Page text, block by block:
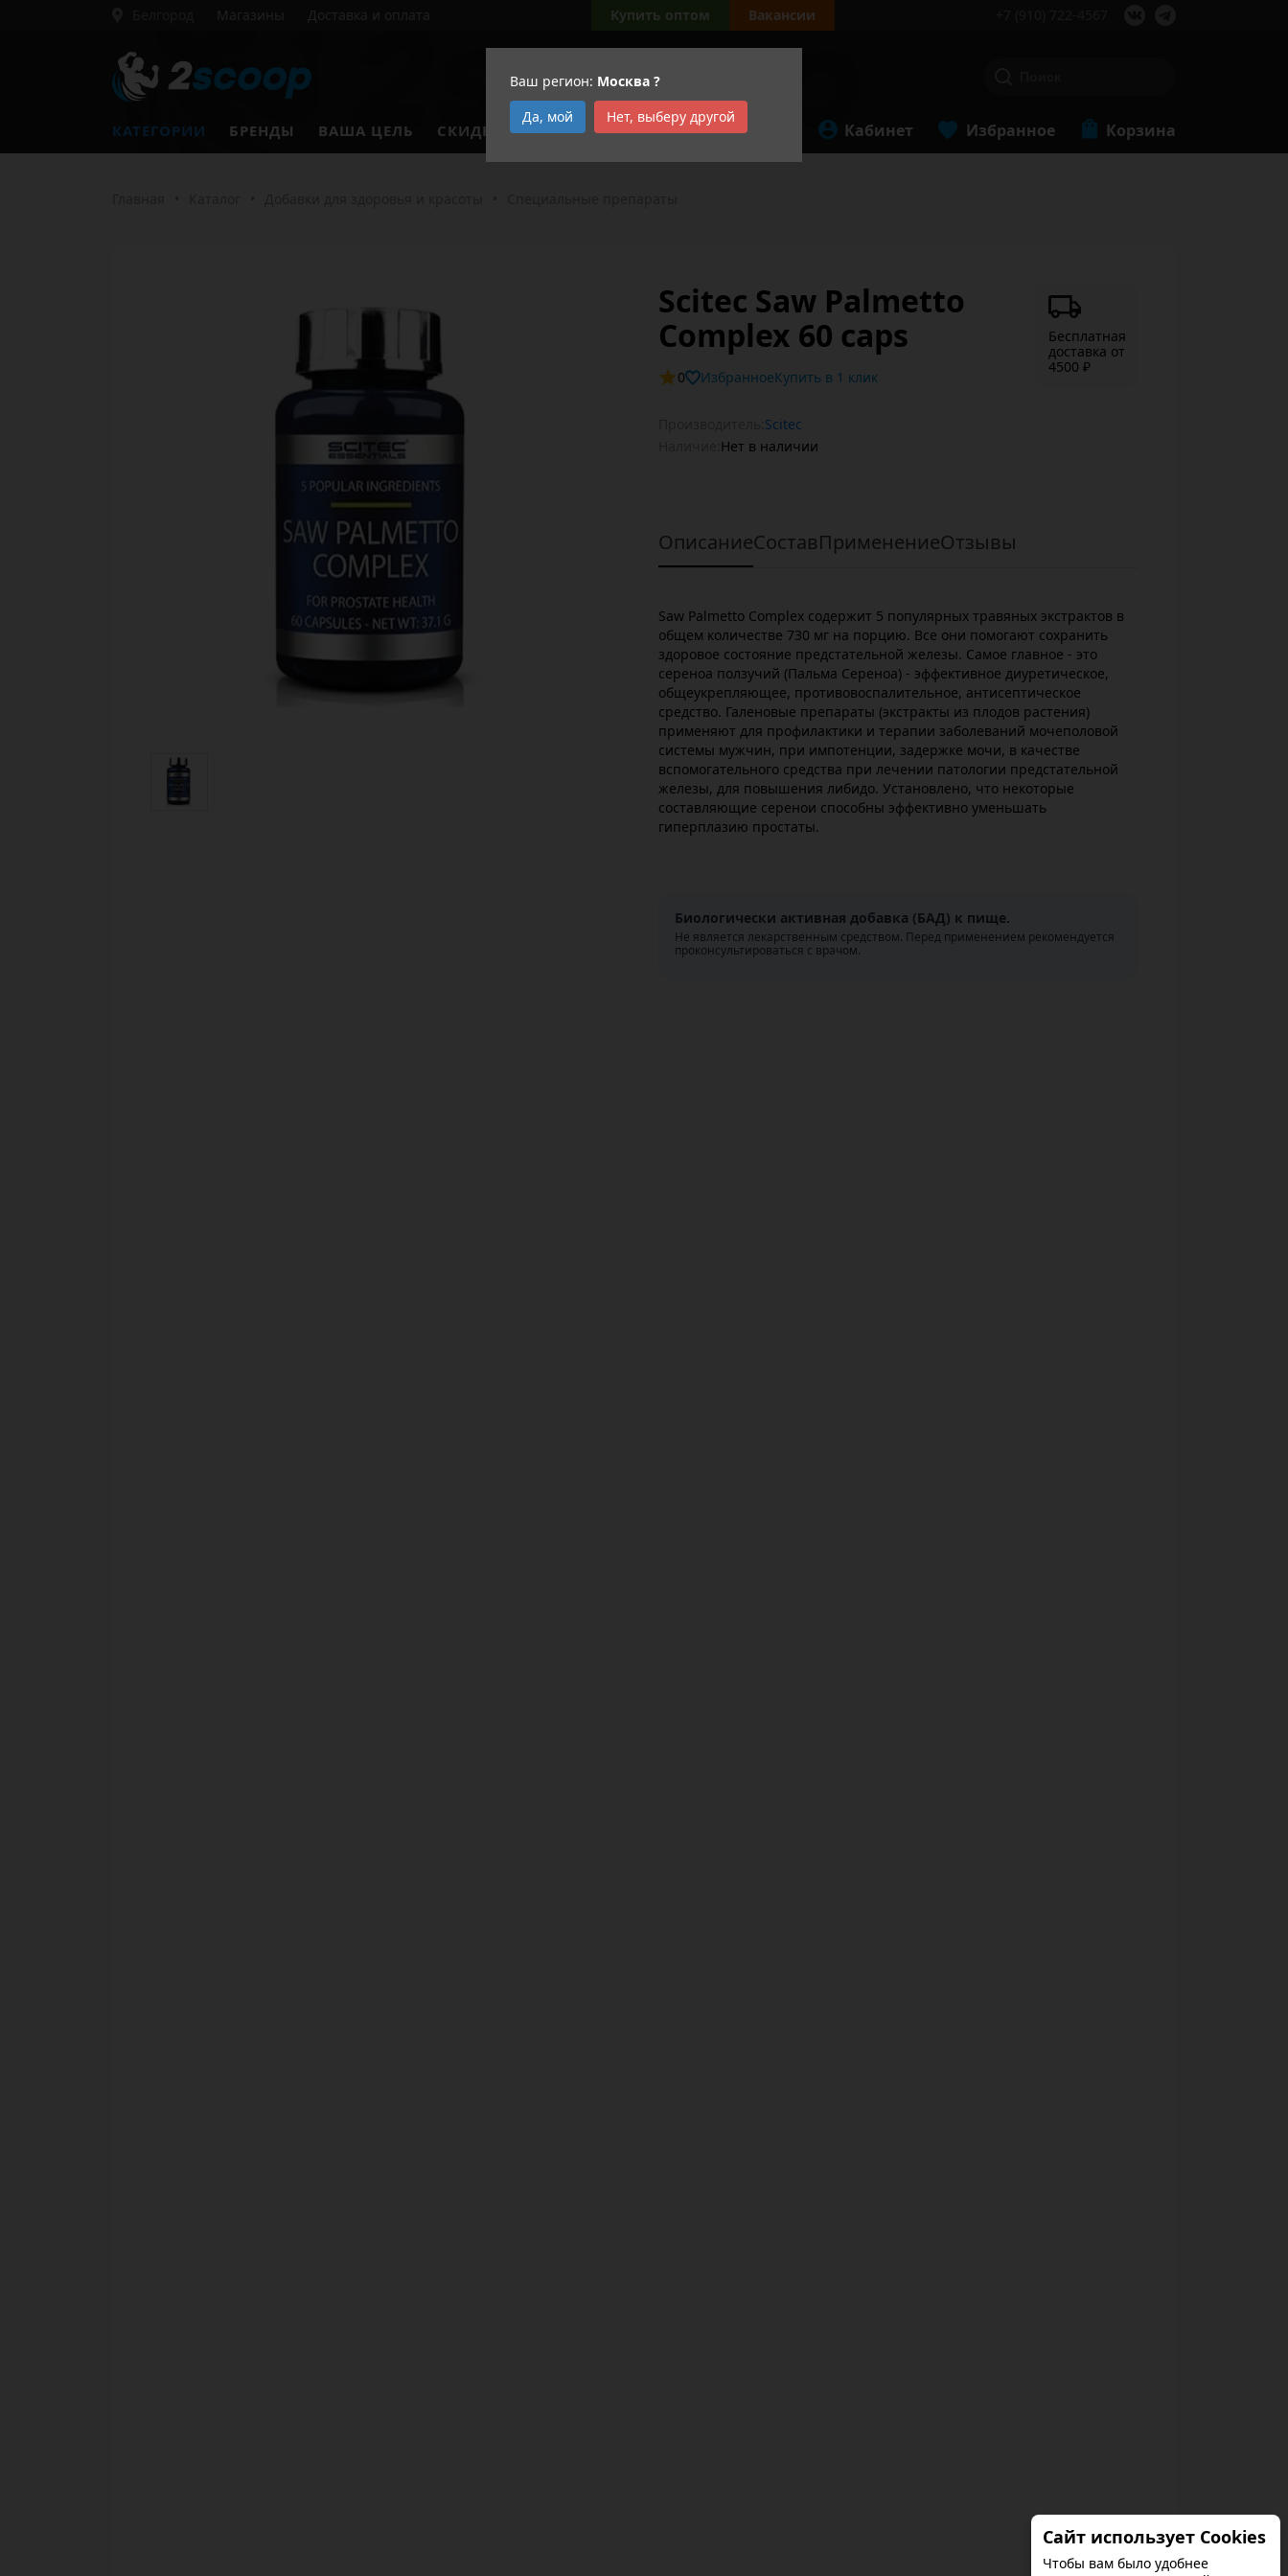
Ваш регион: Москва ?
Да, мой
Нет, выберу другой
Магазины Доставка и оплата Купить оптом Вакансии
КАТЕГОРИИ БРЕНДЫ ВАША ЦЕЛЬ СКИДКИ АКЦИИ Кабинет Избранное Корзина
Scitec Saw Palmetto
Complex 60 caps
0 Избранное Купить в 1 клик
Бесплатная
доставка от
4500 ₽
Scitec
Нет в наличии
ОписаниеСоставПрименениеОтзывы
Saw Palmetto Complex содержит 5 популярных травяных экстрактов в
общем количестве 730 мг на порцию. Все они помогают сохранить
здоровое состояние предстательной железы. Самое главное - это
сереноа ползучий (Пальма Сереноа) - эффективное диуретическое,
общеукрепляющее, противовоспалительное, антисептическое
средство. Галеновые препараты (экстракты из плодов растения)
применяют для профилактики и терапии заболеваний мочеполовой
системы мужчин, при импотенции, задержке мочи, в качестве
вспомогательного средства при лечении патологии предстательной
железы, для повышения либидо. Установлено, что некоторые
составляющие серенои способны эффективно уменьшать
гиперплазию простаты.
Биологически активная добавка (БАД) к пище.
Не является лекарственным средством. Перед применением рекомендуется
проконсультироваться с врачом.
Сайт использует Cookies
Чтобы вам было удобнее